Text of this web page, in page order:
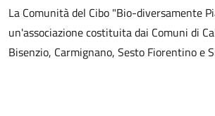
La Comunità del Cibo "Bio-diversamente
un'associazione costituita dai Comuni di
Bisenzio, Carmignano, Sesto Fiorentino e